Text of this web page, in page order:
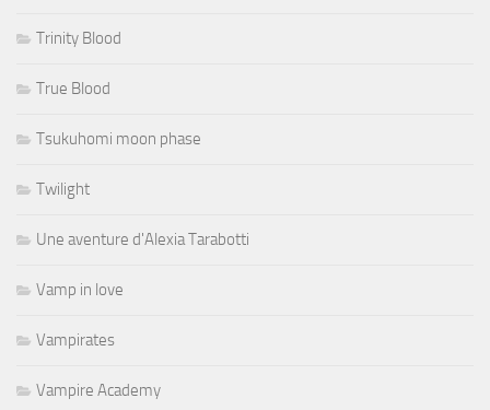
Trinity Blood
True Blood
Tsukuhomi moon phase
Twilight
Une aventure d'Alexia Tarabotti
Vamp in love
Vampirates
Vampire Academy